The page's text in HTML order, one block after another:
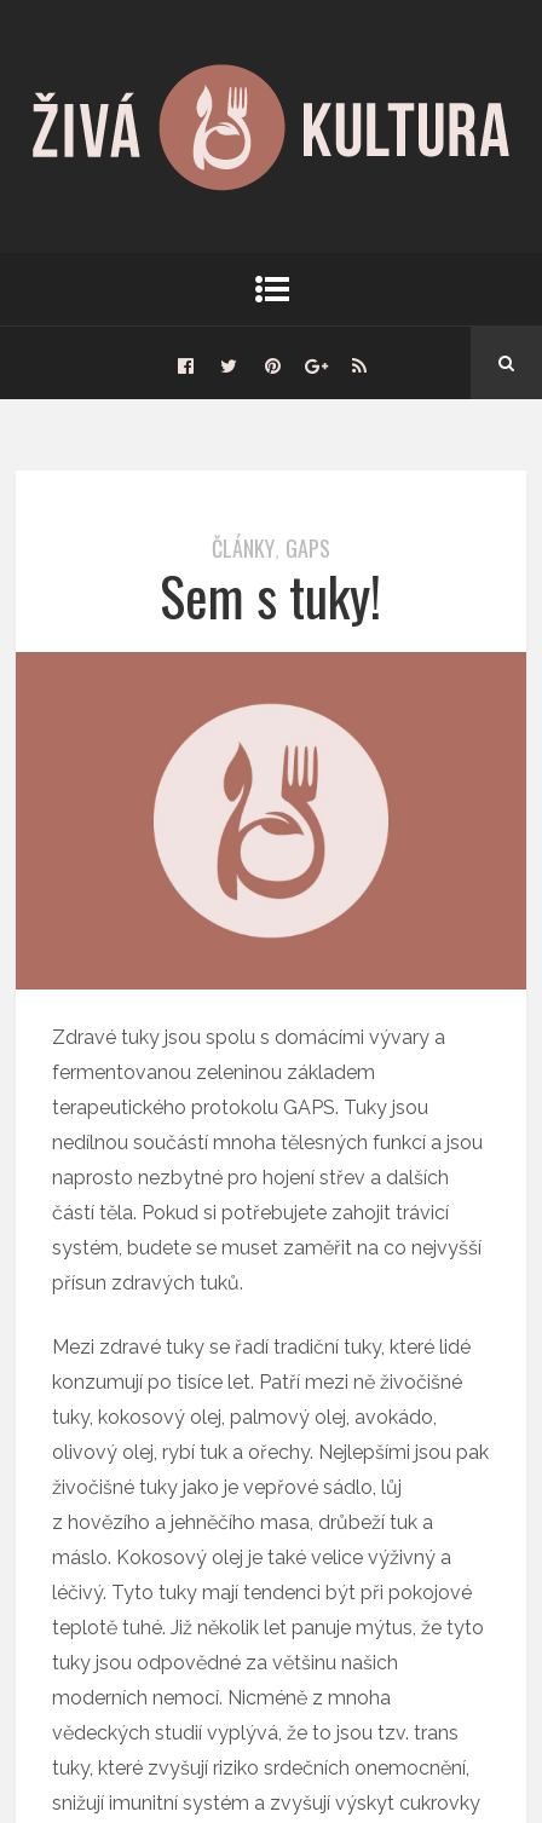
ČLÁNKY, GAPS
Sem s tuky!
Zdravé tuky jsou spolu s domácími vývary a
fermentovanou zeleninou základem
terapeutického protokolu GAPS. Tuky jsou
nedílnou součástí mnoha tělesných funkcí a jsou
naprosto nezbytné pro hojení střev a dalších
částí těla. Pokud si potřebujete zahojit trávicí
systém, budete se muset zaměřit na co nejvyšší
přísun zdravých tuků.
Mezi zdravé tuky se řadí tradiční tuky, které lidé
konzumují po tisíce let. Patří mezi ně živočišné
tuky, kokosový olej, palmový olej, avokádo,
olivový olej, rybí tuk a ořechy. Nejlepšími jsou pak
živočišné tuky jako je vepřové sádlo, lůj
z hovězího a jehněčího masa, drůbeží tuk a
máslo. Kokosový olej je také velice výživný a
léčivý. Tyto tuky mají tendenci být při pokojové
teplotě tuhé. Již několik let panuje mýtus, že tyto
tuky jsou odpovědné za většinu našich
moderních nemocí. Nicméně z mnoha
vědeckých studií vyplývá, že to jsou tzv. trans
tuky, které zvyšují riziko srdečních onemocnění,
snižují imunitní systém a zvyšují výskyt cukrovky